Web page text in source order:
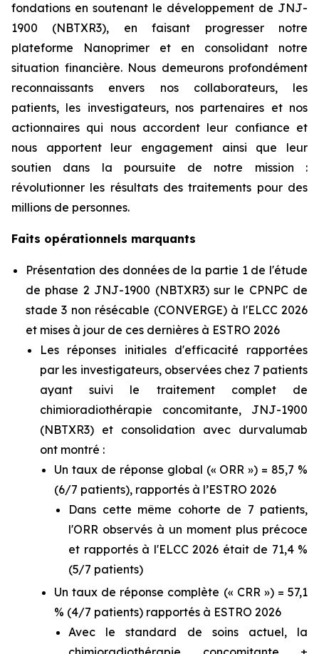
fondations en soutenant le développement de JNJ-
1900 (NBTXR3), en faisant progresser notre
plateforme Nanoprimer et en consolidant notre
situation financière. Nous demeurons profondément
reconnaissants envers nos collaborateurs, les
patients, les investigateurs, nos partenaires et nos
actionnaires qui nous accordent leur confiance et
nous apportent leur engagement ainsi que leur
soutien dans la poursuite de notre mission :
révolutionner les résultats des traitements pour des
millions de personnes.
Faits opérationnels marquants
Présentation des données de la partie 1 de l'étude
de phase 2 JNJ-1900 (NBTXR3) sur le CPNPC de
stade 3 non résécable (CONVERGE) à l'ELCC 2026
et mises à jour de ces dernières à ESTRO 2026
Les réponses initiales d'efficacité rapportées
par les investigateurs, observées chez 7 patients
ayant suivi le traitement complet de
chimioradiothérapie concomitante, JNJ-1900
(NBTXR3) et consolidation avec durvalumab
ont montré :
Un taux de réponse global (« ORR ») = 85,7 %
(6/7 patients), rapportés à l’ESTRO 2026
Dans cette même cohorte de 7 patients,
l'ORR observés à un moment plus précoce
et rapportés à l'ELCC 2026 était de 71,4 %
(5/7 patients)
Un taux de réponse complète (« CRR ») = 57,1
% (4/7 patients) rapportés à ESTRO 2026
Avec le standard de soins actuel, la